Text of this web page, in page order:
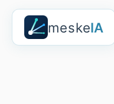
meskeIA